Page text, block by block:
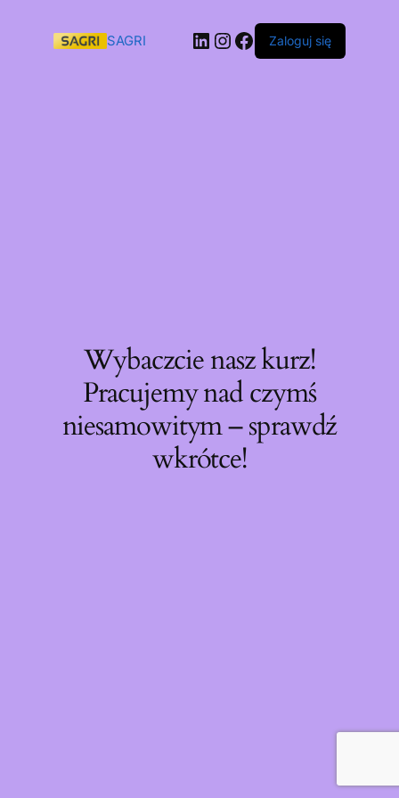
SAGRI Zaloguj się
Wybaczcie nasz kurz!
Pracujemy nad czymś
niesamowitym – sprawdź
wkrótce!